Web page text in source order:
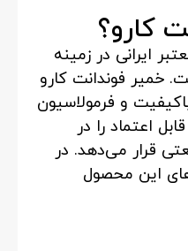
کارو؟
ایرانی در زمینه
خمیر فوندانت کارو
و فرمولاسیون
اعتماد را در
قرار می‌دهد. در
این محصول